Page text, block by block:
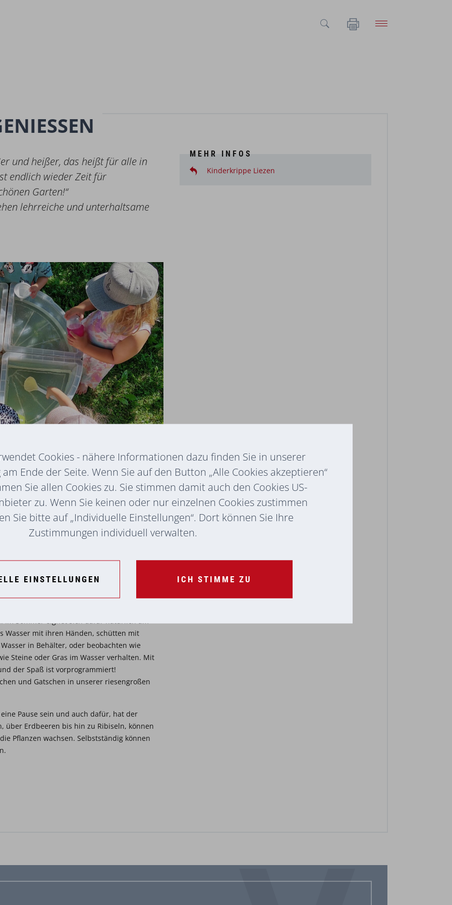
und heißer, das heißt für alle in
endlich wieder Zeit für
Garten!“
lehrreiche und unterhaltsame
Pinsel und Wasser Holzbänke, Tische und
Kunstwerke aus Wasser, die von der
Natürlich ist es auch spannend
mit Wasser zu bemalen und
das Wasser auf dem Material wirkt.
Verwendung.
Wanne können wir mit den
Sommer eignet sich dafür natürlich am
Wasser mit ihren Händen, schütten mit
in Behälter, oder beobachten wie
Steine oder Gras im Wasser verhalten. Mit
der Spaß ist vorprogrammiert!
und Gatschen in unserer riesengroßen
Pause sein und auch dafür, hat der
über Erdbeeren bis hin zu Ribiseln, können
Pflanzen wachsen. Selbstständig können
MEHR INFOS
Kinderkrippe Liezen
Cookies - nähere Informationen dazu finden Sie in unserer
Ende der Seite. Wenn Sie auf den Button „Alle Cookies akzeptieren“
Sie allen Cookies zu. Sie stimmen damit auch den Cookies US-
zu. Wenn Sie keinen oder nur einzelnen Cookies zustimmen
Sie bitte auf „Individuelle Einstellungen“. Dort können Sie Ihre
Zustimmungen individuell verwalten.
EINSTELLUNGEN ICH STIMME ZU